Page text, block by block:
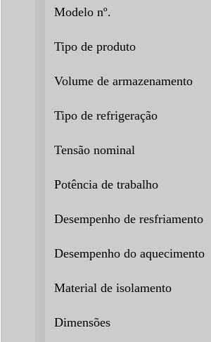
Modelo nº.
Tipo de produto
Volume de armazenamento
Tipo de refrigeração
Tensão nominal
Potência de trabalho
Desempenho de resfriamento
Desempenho do aquecimento
Material de isolamento
Dimensões